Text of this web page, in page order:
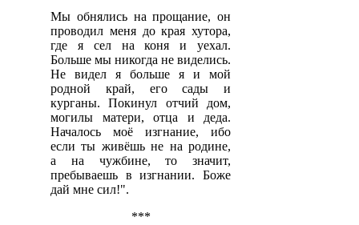
Мы обнялись на прощание, он
проводил меня до края хутора,
где я сел на коня и уехал.
Больше мы никогда не виделись.
Не видел я больше я и мой
родной край, его сады и
курганы. Покинул отчий дом,
могилы матери, отца и деда.
Началось моё изгнание, ибо
если ты живёшь не на родине,
а на чужбине, то значит,
пребываешь в изгнании. Боже
дай мне сил!".
***